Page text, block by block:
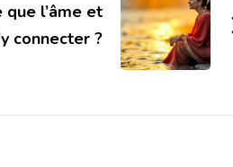
que l’âme et
connecter ?